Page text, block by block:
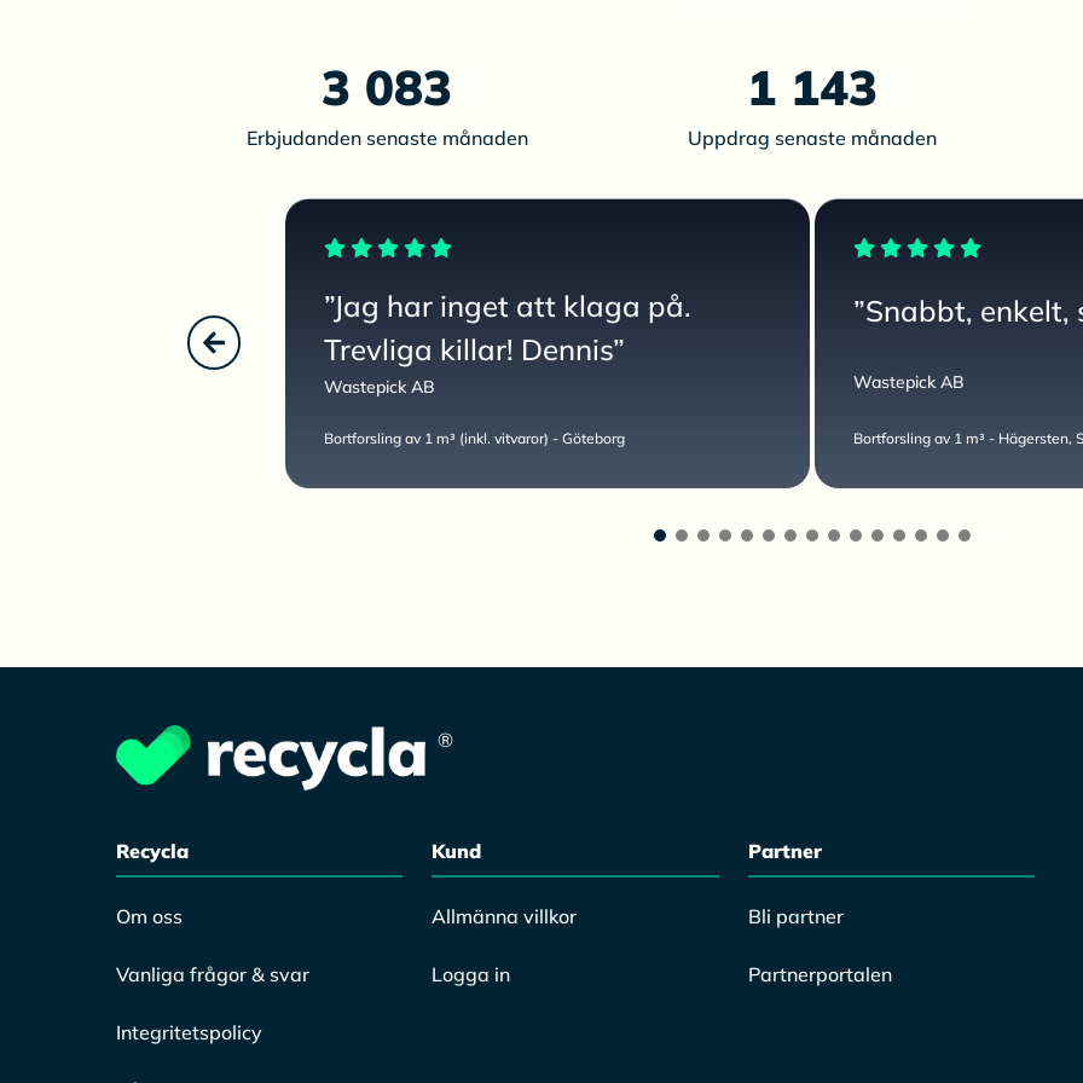
3 083
Erbjudanden senaste månaden
1 143
Uppdrag senaste månaden
”Jag har inget att klaga på.
Trevliga killar! Dennis”
Wastepick AB
Bortforsling av 1 m³ (inkl. vitvaror) - Göteborg
”Snabbt, enkelt,
Wastepick AB
Bortforsling av 1 m³ - Hägersten,
®
Recycla
Om oss
Vanliga frågor & svar
Integritetspolicy
Kund
Allmänna villkor
Logga in
Partner
Bli partner
Partnerportalen